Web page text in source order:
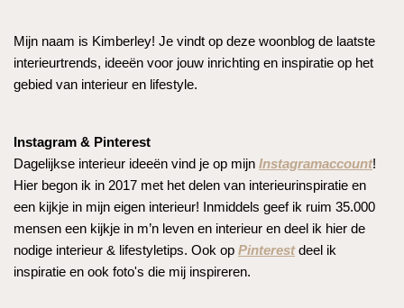
Mijn naam is Kimberley! Je vindt op deze woonblog de laatste
interieurtrends, ideeën voor jouw inrichting en inspiratie op het
gebied van interieur en lifestyle.
Instagram & Pinterest
Dagelijkse interieur ideeën vind je op mijn Instagramaccount!
Hier begon ik in 2017 met het delen van interieurinspiratie en
een kijkje in mijn eigen interieur! Inmiddels geef ik ruim 35.000
mensen een kijkje in m’n leven en interieur en deel ik hier de
nodige interieur & lifestyletips. Ook op Pinterestdeel ik
inspiratie en ook foto's die mij inspireren.